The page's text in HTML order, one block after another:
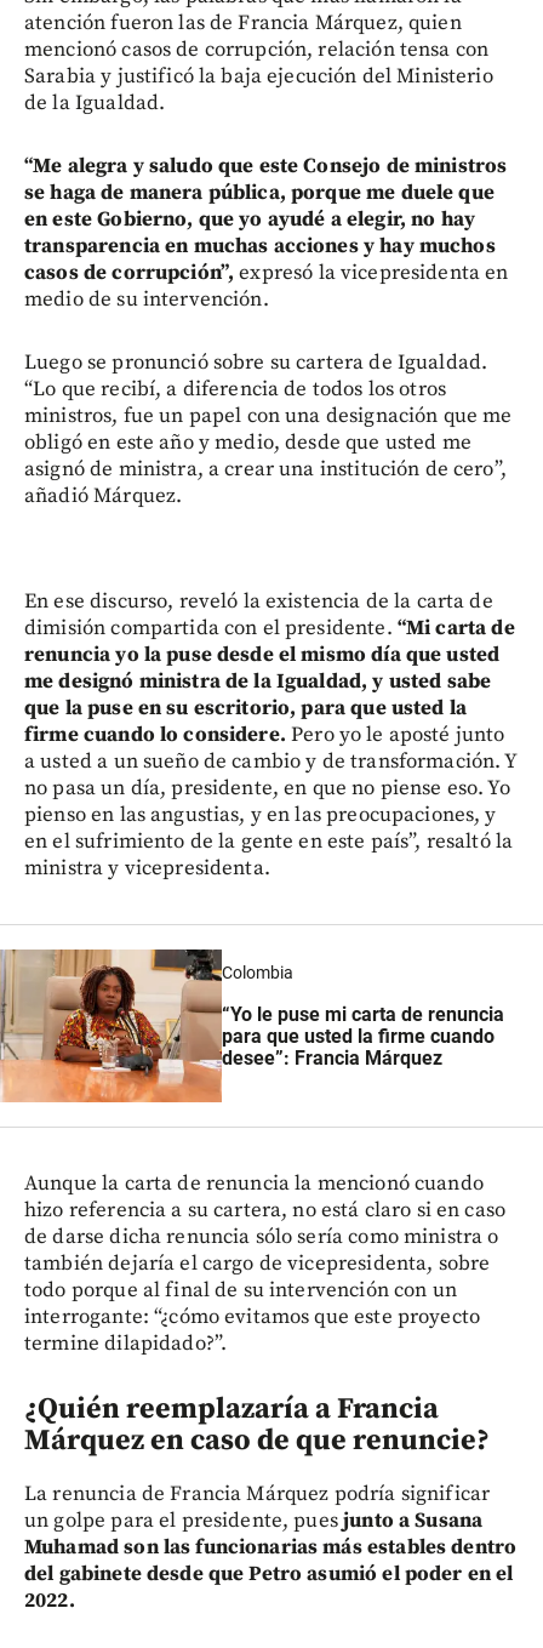
atención fueron las de Francia Márquez, quien
mencionó casos de corrupción, relación tensa con
Sarabia y justificó la baja ejecución del Ministerio
de la Igualdad.
“Me alegra y saludo que este Consejo de ministros
se haga de manera pública, porque me duele que
en este Gobierno, que yo ayudé a elegir, no hay
transparencia en muchas acciones y hay muchos
casos de corrupción”, expresó la vicepresidenta en
medio de su intervención.
Luego se pronunció sobre su cartera de Igualdad.
“Lo que recibí, a diferencia de todos los otros
ministros, fue un papel con una designación que me
obligó en este año y medio, desde que usted me
asignó de ministra, a crear una institución de cero”,
añadió Márquez.
En ese discurso, reveló la existencia de la carta de
dimisión compartida con el presidente. “Mi carta de
renuncia yo la puse desde el mismo día que usted
me designó ministra de la Igualdad, y usted sabe
que la puse en su escritorio, para que usted la
firme cuando lo considere. Pero yo le aposté junto
a usted a un sueño de cambio y de transformación. Y
no pasa un día, presidente, en que no piense eso. Yo
pienso en las angustias, y en las preocupaciones, y
en el sufrimiento de la gente en este país”, resaltó la
ministra y vicepresidenta.
Colombia
“Yo le puse mi carta de renuncia
para que usted la firme cuando
desee”: Francia Márquez
Aunque la carta de renuncia la mencionó cuando
hizo referencia a su cartera, no está claro si en caso
de darse dicha renuncia sólo sería como ministra o
también dejaría el cargo de vicepresidenta, sobre
todo porque al final de su intervención con un
interrogante: “¿cómo evitamos que este proyecto
termine dilapidado?”.
¿Quién reemplazaría a Francia
Márquez en caso de que renuncie?
La renuncia de Francia Márquez podría significar
un golpe para el presidente, puesjunto a Susana
Muhamad son las funcionarias más estables dentro
del gabinete desde que Petro asumió el poder en el
2022.